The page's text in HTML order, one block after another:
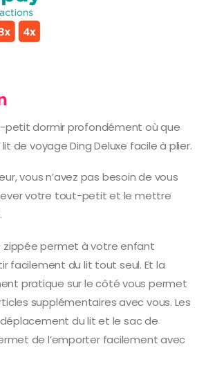
petit dormir profondément où que
de voyage Ding Deluxe facile à plier.
vous n’avez pas besoin de vous
votre tout-petit et le mettre
zippée permet à votre enfant
facilement du lit tout seul. Et la
pratique sur le côté vous permet
supplémentaires avec vous. Les
du lit et le sac de
de l’emporter facilement avec